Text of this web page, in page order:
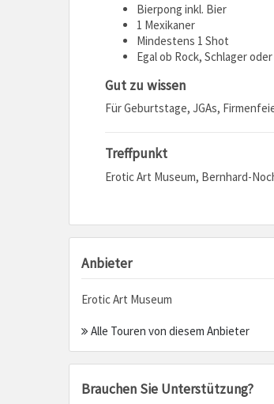
Bierpong inkl. Bier
1 Mexikaner
Mindestens 1 Shot
Egal ob Rock, Schlager
Gut zu wissen
Für Geburtstage, JGAs,
Treffpunkt
Erotic Art Museum, Bernhard-
Anbieter
Erotic Art Museum
Alle Touren von diesem Anbieter
Brauchen Sie Unterstützung?